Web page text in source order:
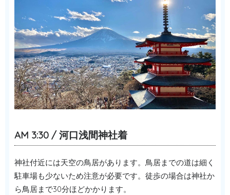
AM 3:30 / 河口浅間神社着
神社付近には天空の鳥居があります。鳥居までの道は細く
駐車場も少ないため注意が必要です。徒歩の場合は神社か
ら鳥居まで30分ほどかかります。